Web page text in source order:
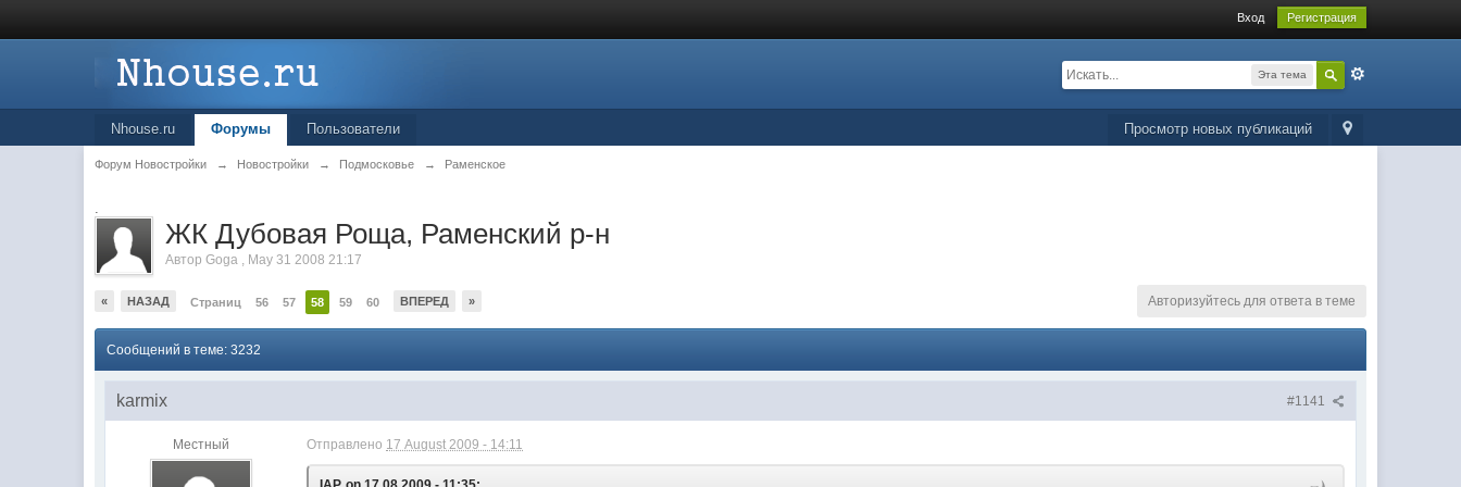
Вход Регистрация
Эта тема
Просмотр новых публикаций
Nhouse.ru Форумы Пользователи
Форум Новостройки → Новостройки → Подмосковье → Раменское
.
ЖК Дубовая Роща, Раменский р-н
АвторGoga , May 31 2008 21:17
« НАЗАД Страниц 56 57 58 59 60 ВПЕРЕД » Авторизуйтесь для ответа в теме
Сообщений в теме: 3232
#1141
karmix
Местный Отправлено 17 August 2009 - 14:11